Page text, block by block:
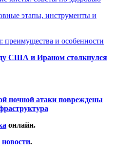
этапы, инструменты и
преимущества и особенности
США и Ираном столкнулся
ночной атаки повреждены
онлайн.
.